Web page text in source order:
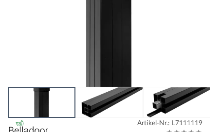
Artikel-Nr.: L7111119